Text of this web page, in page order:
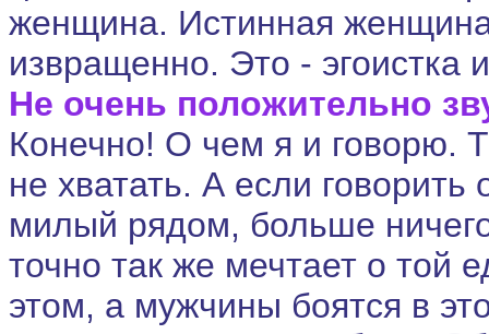
женщина. Истинная
извращенно. Это - эгоистка
Не очень положительно
Конечно! О чем я и говорю.
не хватать. А если
милый рядом, больше
точно так же мечтает о той
этом, а мужчины боятся в